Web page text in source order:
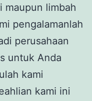
maupun limbah
pengalamanlah
perusahaan
untuk Anda
kami
kami ini